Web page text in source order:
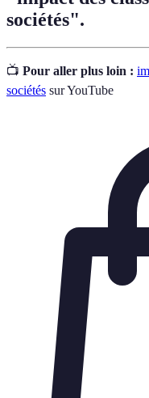
sociétés".
📺 Pour aller plus loin :
sociétés sur YouTube